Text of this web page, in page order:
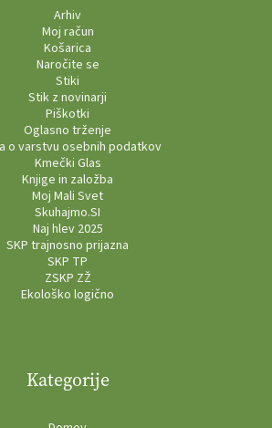
Arhiv
Moj račun
Košarica
Naročite se
Stiki
Stik z novinarji
Piškotki
Oglasno trženje
o varstvu osebnih podatkov
Kmečki Glas
Knjige in založba
Moj Mali Svet
Skuhajmo.SI
Naj hlev 2025
SKP trajnosno prijazna
SKP TP
ZSKP ZŽ
Ekološko logično
Kategorije